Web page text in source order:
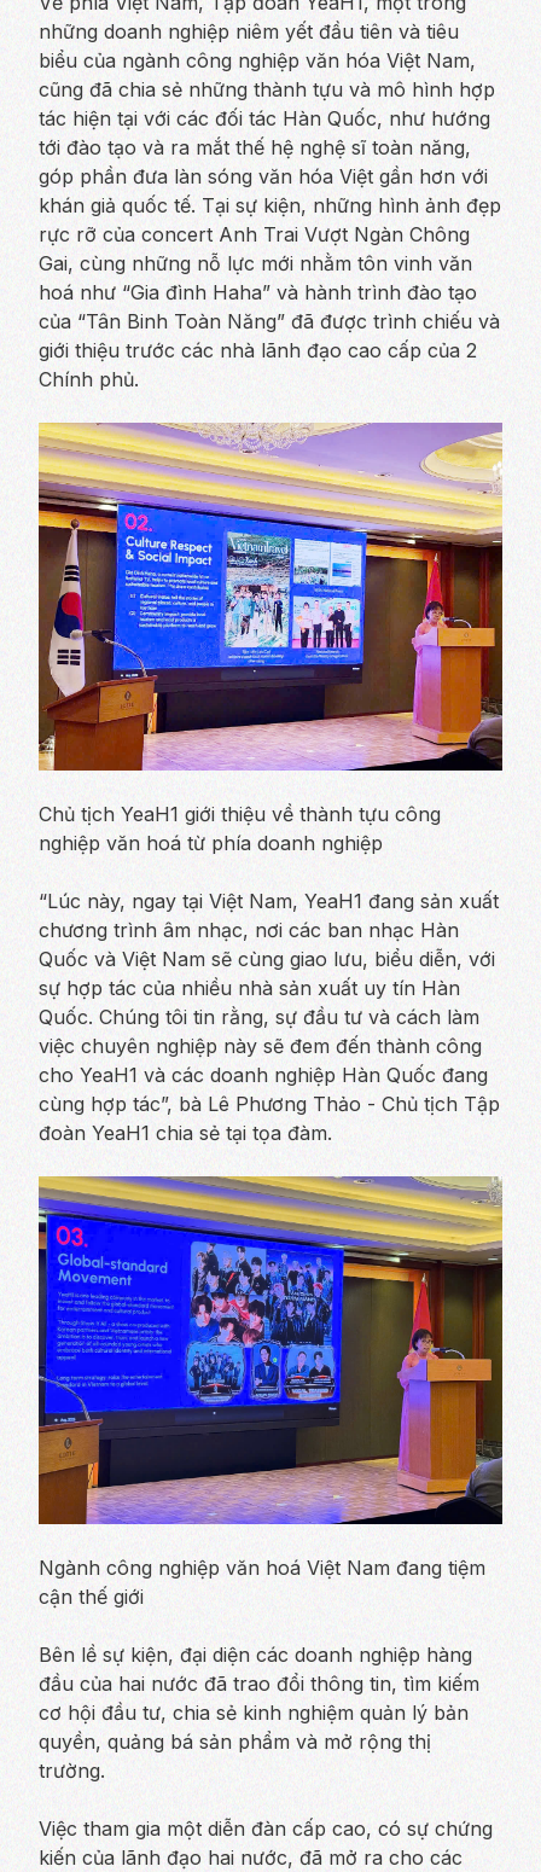
những doanh nghiệp niêm yết đầu tiên và tiêu
biểu của ngành công nghiệp văn hóa Việt Nam,
cũng đã chia sẻ những thành tựu và mô hình hợp
tác hiện tại với các đối tác Hàn Quốc, như hướng
tới đào tạo và ra mắt thế hệ nghệ sĩ toàn năng,
góp phần đưa làn sóng văn hóa Việt gần hơn với
khán giả quốc tế. Tại sự kiện, những hình ảnh đẹp
rực rỡ của concert Anh Trai Vượt Ngàn Chông
Gai, cùng những nỗ lực mới nhằm tôn vinh văn
hoá như “Gia đình Haha” và hành trình đào tạo
của “Tân Binh Toàn Năng” đã được trình chiếu và
giới thiệu trước các nhà lãnh đạo cao cấp của 2
Chính phủ.
Chủ tịch YeaH1 giới thiệu về thành tựu công
nghiệp văn hoá từ phía doanh nghiệp
“Lúc này, ngay tại Việt Nam, YeaH1 đang sản xuất
chương trình âm nhạc, nơi các ban nhạc Hàn
Quốc và Việt Nam sẽ cùng giao lưu, biểu diễn, với
sự hợp tác của nhiều nhà sản xuất uy tín Hàn
Quốc. Chúng tôi tin rằng, sự đầu tư và cách làm
việc chuyên nghiệp này sẽ đem đến thành công
cho YeaH1 và các doanh nghiệp Hàn Quốc đang
cùng hợp tác”, bà Lê Phương Thảo - Chủ tịch Tập
đoàn YeaH1 chia sẻ tại tọa đàm.
Ngành công nghiệp văn hoá Việt Nam đang tiệm
cận thế giới
Bên lề sự kiện, đại diện các doanh nghiệp hàng
đầu của hai nước đã trao đổi thông tin, tìm kiếm
cơ hội đầu tư, chia sẻ kinh nghiệm quản lý bản
quyền, quảng bá sản phẩm và mở rộng thị
trường.
Việc tham gia một diễn đàn cấp cao, có sự chứng
kiến của lãnh đạo hai nước, đã mở ra cho các